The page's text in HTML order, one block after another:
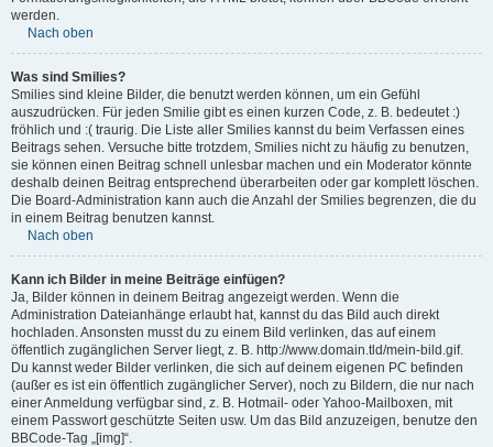
werden.
Nach oben
Was sind Smilies?
Smilies sind kleine Bilder, die benutzt werden können, um ein Gefühl
auszudrücken. Für jeden Smilie gibt es einen kurzen Code, z. B. bedeutet :)
fröhlich und :( traurig. Die Liste aller Smilies kannst du beim Verfassen eines
Beitrags sehen. Versuche bitte trotzdem, Smilies nicht zu häufig zu benutzen,
sie können einen Beitrag schnell unlesbar machen und ein Moderator könnte
deshalb deinen Beitrag entsprechend überarbeiten oder gar komplett löschen.
Die Board-Administration kann auch die Anzahl der Smilies begrenzen, die du
in einem Beitrag benutzen kannst.
Nach oben
Kann ich Bilder in meine Beiträge einfügen?
Ja, Bilder können in deinem Beitrag angezeigt werden. Wenn die
Administration Dateianhänge erlaubt hat, kannst du das Bild auch direkt
hochladen. Ansonsten musst du zu einem Bild verlinken, das auf einem
öffentlich zugänglichen Server liegt, z. B. http://www.domain.tld/mein-bild.gif.
Du kannst weder Bilder verlinken, die sich auf deinem eigenen PC befinden
(außer es ist ein öffentlich zugänglicher Server), noch zu Bildern, die nur nach
einer Anmeldung verfügbar sind, z. B. Hotmail- oder Yahoo-Mailboxen, mit
einem Passwort geschützte Seiten usw. Um das Bild anzuzeigen, benutze den
BBCode-Tag „[img]“.